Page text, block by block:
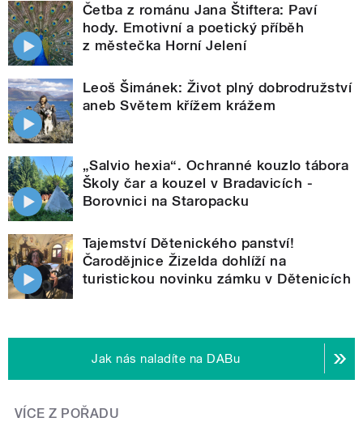
Četba z románu Jana Štiftera: Paví
hody. Emotivní a poetický příběh
z městečka Horní Jelení
Leoš Šimánek: Život plný dobrodružství
aneb Světem křížem krážem
„Salvio hexia“. Ochranné kouzlo tábora
Školy čar a kouzel v Bradavicích -
Borovnici na Staropacku
Tajemství Dětenického panství!
Čarodějnice Žizelda dohlíží na
turistickou novinku zámku v Dětenicích
Jak nás naladíte na DABu
VÍCE Z POŘADU